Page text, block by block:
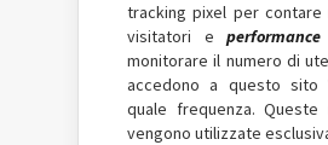
tracking pixel per contare
visitatori e
monitorare il numero di
accedono a questo sito
quale frequenza. Queste
vengono utilizzate